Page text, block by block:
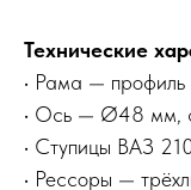
Технические
• Рама —
• Ось — Ø48 мм,
• Ступицы ВАЗ
• Рессоры —